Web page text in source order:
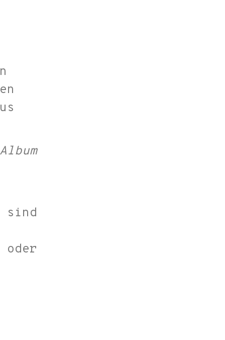
sind
oder